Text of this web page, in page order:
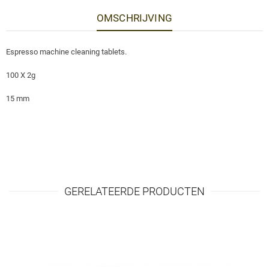
OMSCHRIJVING
Espresso machine cleaning tablets.
100 X 2g
15 mm
GERELATEERDE PRODUCTEN